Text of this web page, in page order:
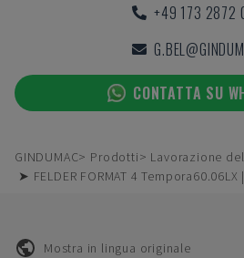
+49 173 2872
CONTATTA SU
GINDUMAC Prodotti
Lavorazione
➤ FELDER FORMAT 4
Mostra in lingua originale